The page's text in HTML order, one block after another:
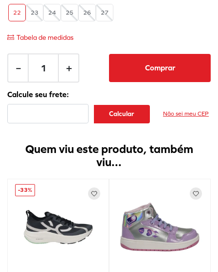
22 23 24 25 26 27
Tabela de medidas
＋
－ Comprar
Não sei meu CEP
Quem viu este produto, também
viu...
-33%